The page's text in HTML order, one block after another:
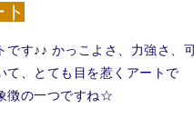
です♪♪ かっこよさ、力強さ、
て、とても目を惹くアートで
徴の一つですね☆